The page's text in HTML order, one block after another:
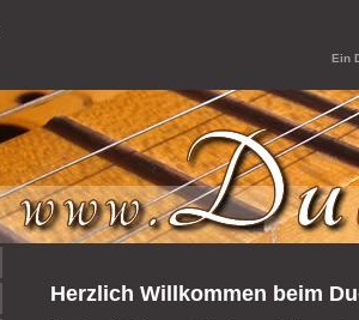
Ein
Herzlich Willkommen beim